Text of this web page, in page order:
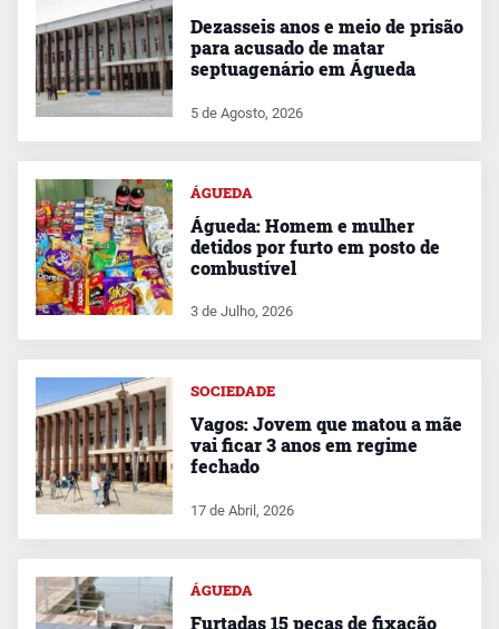
Dezasseis anos e meio de prisão
para acusado de matar
septuagenário em Águeda
5 de Agosto, 2026
ÁGUEDA
Águeda: Homem e mulher
detidos por furto em posto de
combustível
3 de Julho, 2026
SOCIEDADE
Vagos: Jovem que matou a mãe
vai ficar 3 anos em regime
fechado
17 de Abril, 2026
ÁGUEDA
Furtadas 15 peças de fixação